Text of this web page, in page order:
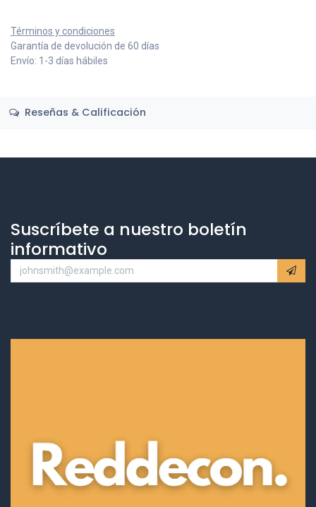
Términos y condiciones
Garantía de devolución de 60 días
Envío: 1-3 días hábiles
Reseñas & Calificación
Suscríbete a nuestro boletín
informativo